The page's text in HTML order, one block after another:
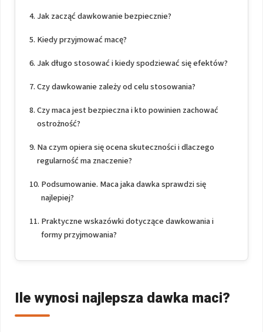
Jak zacząć dawkowanie bezpiecznie?
Kiedy przyjmować macę?
Jak długo stosować i kiedy spodziewać się efektów?
Czy dawkowanie zależy od celu stosowania?
Czy maca jest bezpieczna i kto powinien zachować
ostrożność?
Na czym opiera się ocena skuteczności i dlaczego
regularność ma znaczenie?
Podsumowanie. Maca jaka dawka sprawdzi się
najlepiej?
Praktyczne wskazówki dotyczące dawkowania i
formy przyjmowania?
Ile wynosi najlepsza dawka maci?